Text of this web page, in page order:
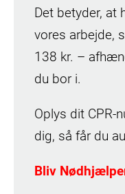
Det betyder, at
vores arbejde,
138 kr. –
du bor i.
Oplys dit CPR-
dig, så får du
Bliv